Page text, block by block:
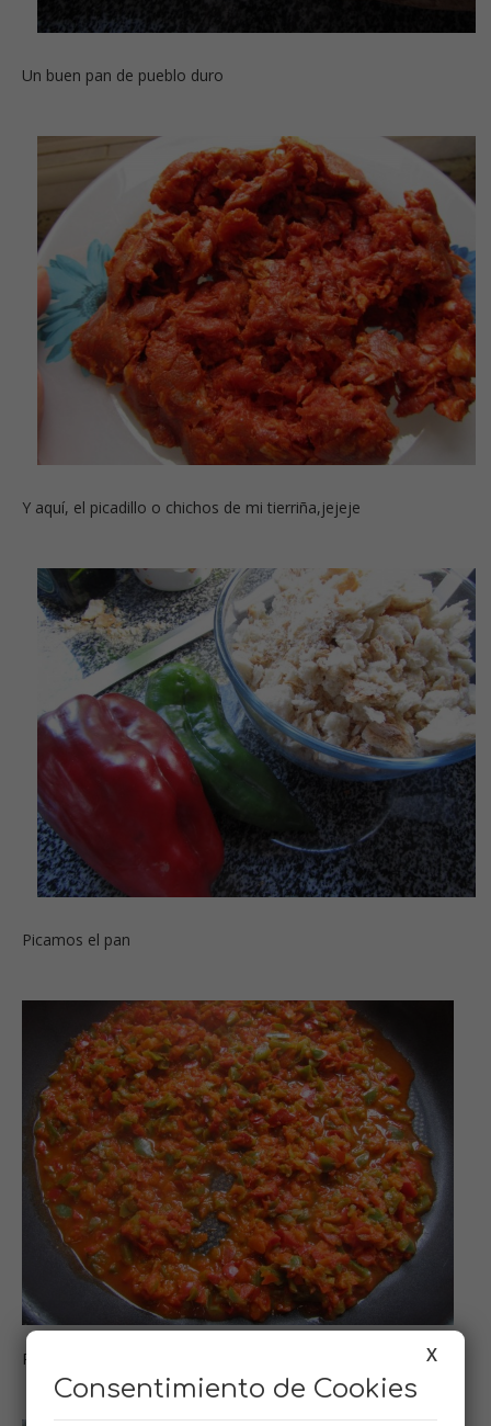
Un buen pan de pueblo duro
Y aquí, el picadillo o chichos de mi tierriña,jejeje
Picamos el pan
Pochamos los pimientos X
Consentimiento de Cookies